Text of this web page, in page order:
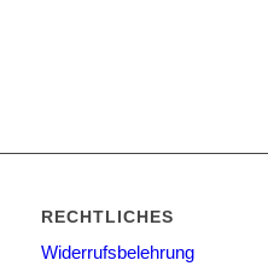
RECHTLICHES
Widerrufsbelehrung